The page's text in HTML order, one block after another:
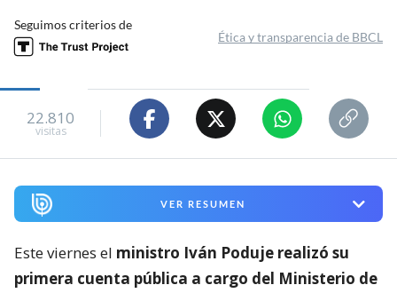
Seguimos criterios de
Ética y transparencia de BBCL
22.810
visitas
VER RESUMEN
Este viernes el ministro Iván Poduje realizó su
primera cuenta pública a cargo del Ministerio de